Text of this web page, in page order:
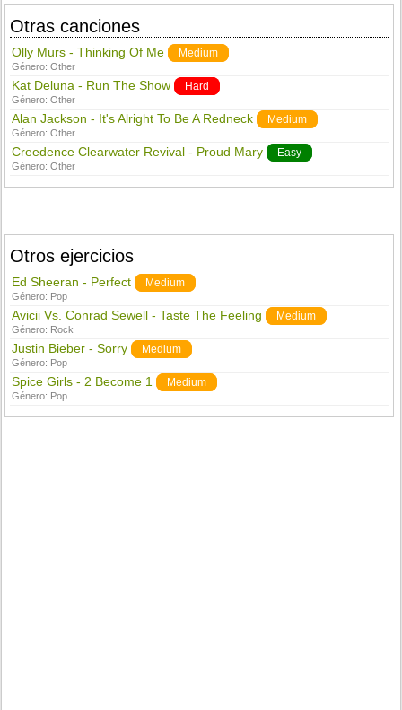
Otras canciones
Olly Murs - Thinking Of Me Medium
Género:Other
Kat Deluna - Run The Show Hard
Género:Other
Alan Jackson - It's Alright To Be A Redneck Medium
Género:Other
Creedence Clearwater Revival - Proud Mary Easy
Género:Other
Otros ejercicios
Ed Sheeran - Perfect Medium
Género: Pop
Avicii Vs. Conrad Sewell - Taste The Feeling Medium
Género: Rock
Justin Bieber - Sorry Medium
Género: Pop
Spice Girls - 2 Become 1 Medium
Género: Pop